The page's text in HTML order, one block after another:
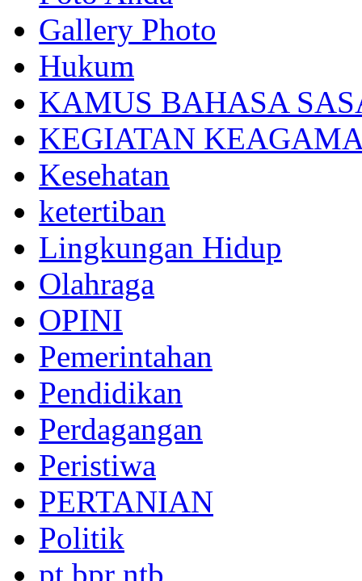
Gallery Photo
Hukum
KAMUS BAHASA
KEGIATAN
Kesehatan
ketertiban
Lingkungan Hidup
Olahraga
OPINI
Pemerintahan
Pendidikan
Perdagangan
Peristiwa
PERTANIAN
Politik